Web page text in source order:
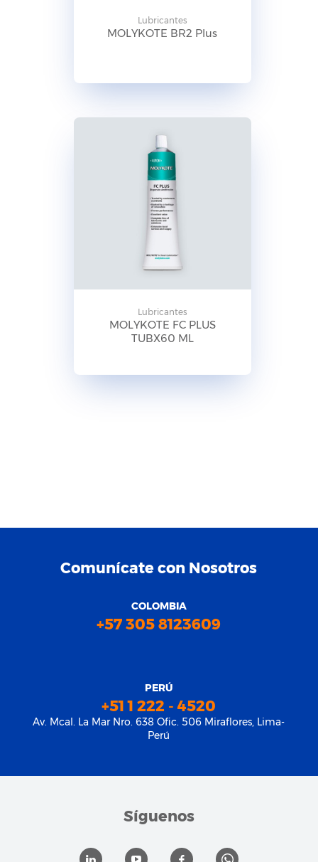
Lubricantes
MOLYKOTE BR2 Plus
Lubricantes
MOLYKOTE FC PLUS
TUBX60 ML
Comunícate con Nosotros
COLOMBIA
+57 305 8123609
PERÚ
+51 1 222 - 4520
Av. Mcal. La Mar Nro. 638 Ofic. 506 Miraflores, Lima-
Perú
Síguenos